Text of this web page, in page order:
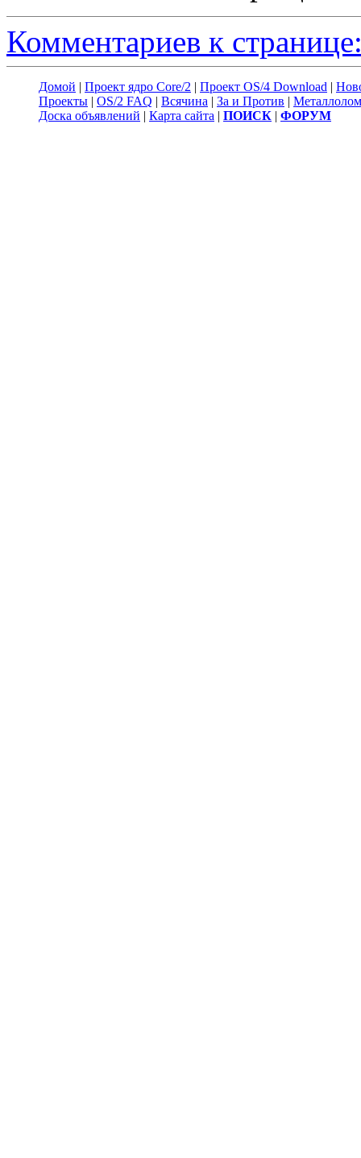
Комментариев к
Домой | Проект ядро Core/2 | Проект OS/4 Download |
Проекты | OS/2 FAQ | Всячина | За и Против | Металлолом
Доска объявлений | Карта сайта | ПОИСК | ФОРУМ